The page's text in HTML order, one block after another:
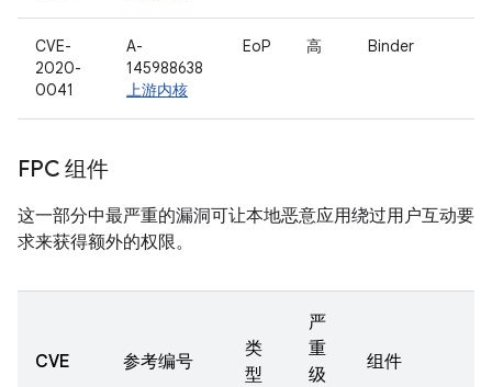
CVE-
2020-
0041
A-
145988638
上游内核
EoP 高 Binder
FPC 组件
这一部分中最严重的漏洞可让本地恶意应用绕过用户互动要
求来获得额外的权限。
CVE 参考编号
类
型
严
重
级
组件